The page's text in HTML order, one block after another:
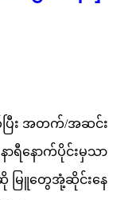
ပြီး အတက်/အဆင်း
ာရီနောက်ပိုင်းမှသာ
ဆို မြူတွေအုံ့ဆိုင်းနေ